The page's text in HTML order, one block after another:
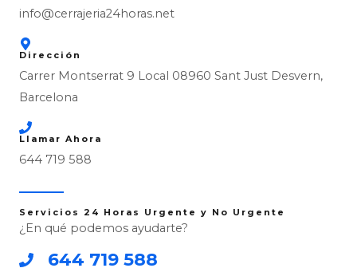
info@cerrajeria24horas.net
Dirección
Carrer Montserrat 9 Local 08960 Sant Just Desvern,
Barcelona
Llamar Ahora
644 719 588
Servicios 24 Horas Urgente y No Urgente
¿En qué podemos ayudarte?
644 719 588